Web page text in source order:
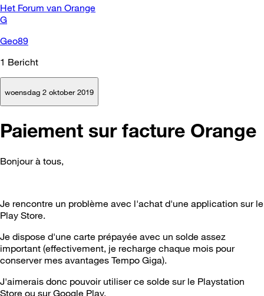
Het Forum van Orange
G
Geo89
1 Bericht
woensdag 2 oktober 2019
Paiement sur facture Orange
Bonjour à tous,
Je rencontre un problème avec l'achat d'une application sur le
Play Store.
Je dispose d'une carte prépayée avec un solde assez
important (effectivement, je recharge chaque mois pour
conserver mes avantages Tempo Giga).
J'aimerais donc pouvoir utiliser ce solde sur le Playstation
Store ou sur Google Play.